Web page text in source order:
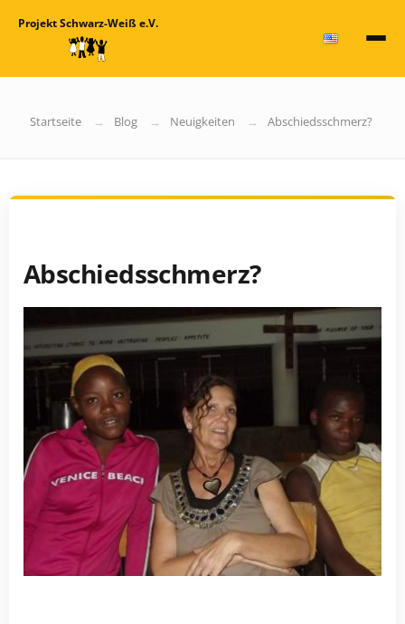
Projekt Schwarz-Weiß e.V.
Startseite Blog Neuigkeiten Abschiedsschmerz?
Abschiedsschmerz?